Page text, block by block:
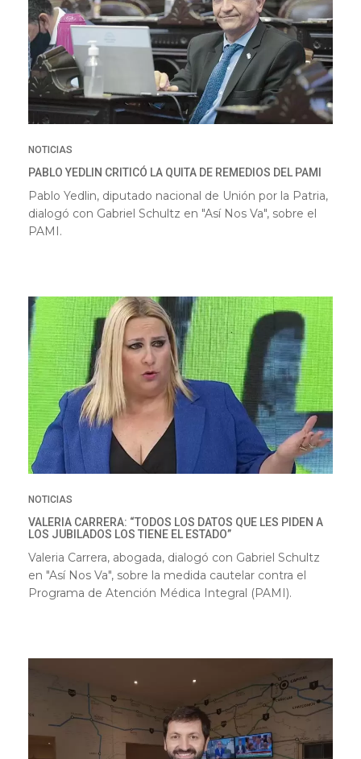
NOTICIAS
PABLO YEDLIN CRITICÓ LA QUITA DE REMEDIOS DEL PAMI
Pablo Yedlin, diputado nacional de Unión por la Patria,
dialogó con Gabriel Schultz en "Así Nos Va", sobre el
PAMI.
NOTICIAS
VALERIA CARRERA: “TODOS LOS DATOS QUE LES PIDEN A
LOS JUBILADOS LOS TIENE EL ESTADO”
Valeria Carrera, abogada, dialogó con Gabriel Schultz
en "Así Nos Va", sobre la medida cautelar contra el
Programa de Atención Médica Integral (PAMI).